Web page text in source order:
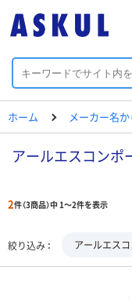
ホーム メーカー名か
アールエスコンポ
2件（3商品）中 1～2件を表示
絞り込み アールエス